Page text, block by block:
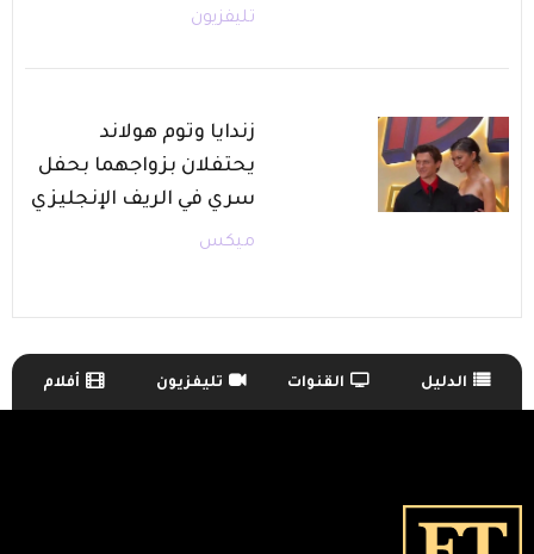
تليفزيون
زندايا وتوم هولاند
يحتفلان بزواجهما بحفل
سري في الريف الإنجليزي
ميكس
TV Guide Menu الدليل القنوات تليفزيون أفلام